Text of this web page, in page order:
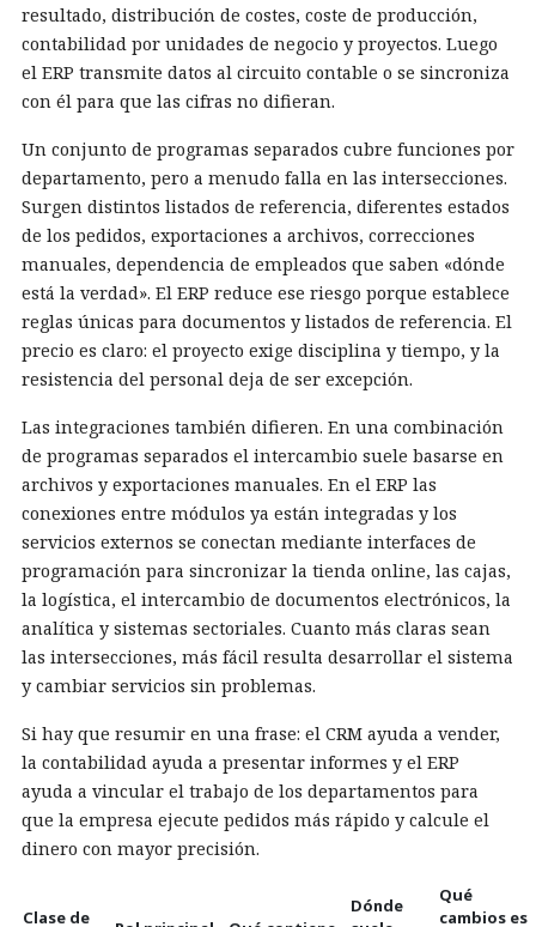
resultado, distribución de costes, coste de producción,
contabilidad por unidades de negocio y proyectos. Luego
el ERP transmite datos al circuito contable o se sincroniza
con él para que las cifras no difieran.
Un conjunto de programas separados cubre funciones por
departamento, pero a menudo falla en las intersecciones.
Surgen distintos listados de referencia, diferentes estados
de los pedidos, exportaciones a archivos, correcciones
manuales, dependencia de empleados que saben «dónde
está la verdad». El ERP reduce ese riesgo porque establece
reglas únicas para documentos y listados de referencia. El
precio es claro: el proyecto exige disciplina y tiempo, y la
resistencia del personal deja de ser excepción.
Las integraciones también difieren. En una combinación
de programas separados el intercambio suele basarse en
archivos y exportaciones manuales. En el ERP las
conexiones entre módulos ya están integradas y los
servicios externos se conectan mediante interfaces de
programación para sincronizar la tienda online, las cajas,
la logística, el intercambio de documentos electrónicos, la
analítica y sistemas sectoriales. Cuanto más claras sean
las intersecciones, más fácil resulta desarrollar el sistema
y cambiar servicios sin problemas.
Si hay que resumir en una frase: el CRM ayuda a vender,
la contabilidad ayuda a presentar informes y el ERP
ayuda a vincular el trabajo de los departamentos para
que la empresa ejecute pedidos más rápido y calcule el
dinero con mayor precisión.
Clase de
Dónde
Qué
cambios es